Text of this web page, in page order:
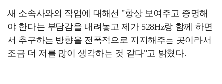
새 소속사와의 작업에 대해선 "항상 보여주고 증명해
야 한다는 부담감을 내려놓고 제가 528Hz랑 함께 하면
서 추구하는 방향을 전폭적으로 지지해주는 곳이라서
조금 더 저를 많이 생각하는 것 같다"고 밝혔다.